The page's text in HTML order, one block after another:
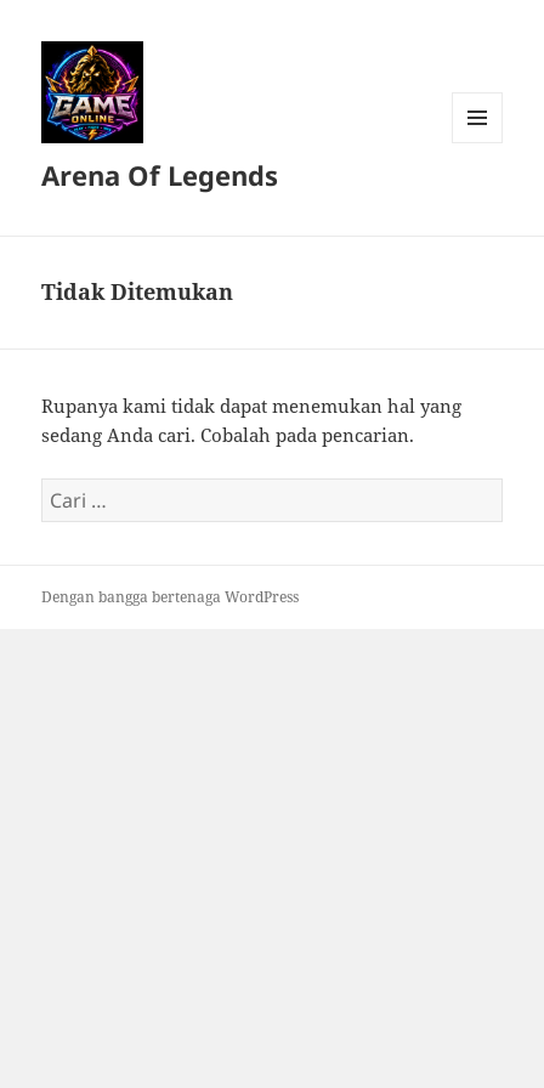
Arena Of Legends
Tidak Ditemukan
Rupanya kami tidak dapat menemukan hal yang
sedang Anda cari. Cobalah pada pencarian.
Cari
untuk:
Dengan bangga bertenaga WordPress